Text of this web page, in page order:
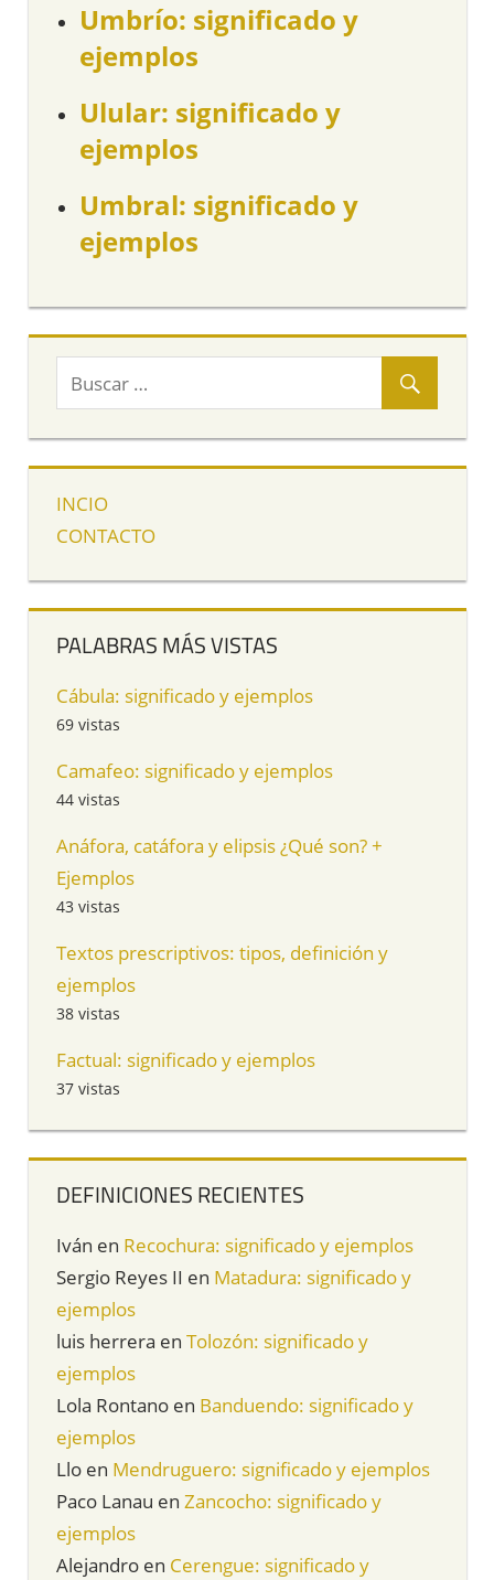
Umbrío: significado y
ejemplos
Ulular: significado y
ejemplos
Umbral: significado y
ejemplos
INCIO
CONTACTO
PALABRAS MÁS VISTAS
Cábula: significado y ejemplos
69 vistas
Camafeo: significado y ejemplos
44 vistas
Anáfora, catáfora y elipsis ¿Qué son? +
Ejemplos
43 vistas
Textos prescriptivos: tipos, definición y
ejemplos
38 vistas
Factual: significado y ejemplos
37 vistas
DEFINICIONES RECIENTES
Iván en Recochura: significado y ejemplos
Sergio Reyes II en Matadura: significado y
ejemplos
luis herrera en Tolozón: significado y
ejemplos
Lola Rontano en Banduendo: significado y
ejemplos
Llo en Mendruguero: significado y ejemplos
Paco Lanau en Zancocho: significado y
ejemplos
Alejandro en Cerengue: significado y